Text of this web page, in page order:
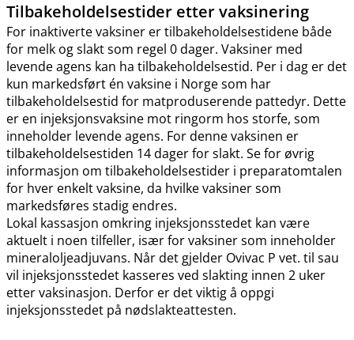
Tilbakeholdelsestider etter vaksinering
For inaktiverte vaksiner er tilbakeholdelsestidene både
for melk og slakt som regel 0 dager. Vaksiner med
levende agens kan ha tilbakeholdelsestid. Per i dag er det
kun markedsført én vaksine i Norge som har
tilbakeholdelsestid for matproduserende pattedyr. Dette
er en injeksjonsvaksine mot ringorm hos storfe, som
inneholder levende agens. For denne vaksinen er
tilbakeholdelsestiden 14 dager for slakt. Se for øvrig
informasjon om tilbakeholdelsestider i preparatomtalen
for hver enkelt vaksine, da hvilke vaksiner som
markedsføres stadig endres.
Lokal kassasjon omkring injeksjonsstedet kan være
aktuelt i noen tilfeller, især for vaksiner som inneholder
mineraloljeadjuvans. Når det gjelder Ovivac P vet. til sau
vil injeksjonsstedet kasseres ved slakting innen 2 uker
etter vaksinasjon. Derfor er det viktig å oppgi
injeksjonsstedet på nødslakteattesten.